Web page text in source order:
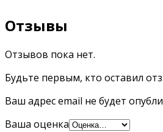
Отзывы
Отзывов пока нет.
Будьте первым, кто оставил
Ваш адрес email не будет
Ваша оценка